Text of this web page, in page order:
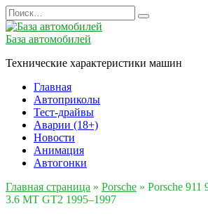
Перейти
к
содержанию
Search
for:
База автомобилей
Технические характеристики машин
Главная
Автоприколы
Тест-драйвы
Аварии (18+)
Новости
Анимация
Автогонки
Главная страница » Porsche » Porsche 911
3.6 MT GT2 1995–1997